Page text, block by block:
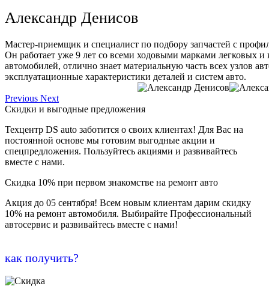
Александр Денисов
Мастер-приемщик и специалист по подбору запчастей с
Он работает уже 9 лет со всеми ходовыми марками легковых и
автомобилей, отлично знает материальную часть всех узлов
эксплуатационные характеристики деталей и систем авто.
Previous Next
Скидки и выгодные предложения
Техцентр DS auto заботится о своих клиентах! Для Вас на
постоянной основе мы готовим выгодные акции и
спецпредложения. Пользуйтесь акциями и развивайтесь
вместе с нами.
Скидка 10% при первом знакомстве на ремонт авто
Акция до 05 сентября! Всем новым клиентам дарим скидку
10% на ремонт автомобиля. Выбирайте Профессиональный
автосервис и развивайтесь вместе с нами!
как получить?